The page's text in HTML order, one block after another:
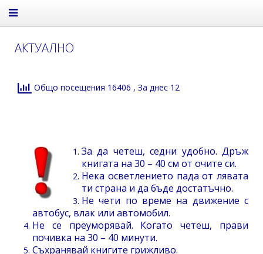
АКТУАЛНО
Общо посещения 16406 , За днес 12
За да четеш, седни удобно. Дръж
книгата на 30 – 40 см от очите си.
Нека осветлението пада от лявата
ти страна и да бъде достатъчно.
Не чети по време на движение с
автобус, влак или автомобил.
Не се преуморявай. Когато четеш, прави
почивка на 30 – 40 минути.
Съхранявай книгите грижливо.